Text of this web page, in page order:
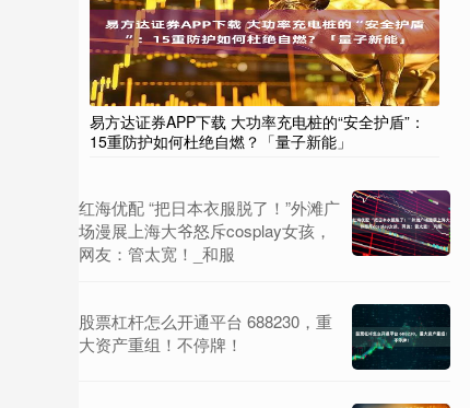
易方达证券APP下载 大功率充电桩的“安全护盾”：
15重防护如何杜绝自燃？「量子新能」
红海优配 “把日本衣服脱了！”外滩广
场漫展上海大爷怒斥cosplay女孩，
网友：管太宽！_和服
股票杠杆怎么开通平台 688230，重
大资产重组！不停牌！